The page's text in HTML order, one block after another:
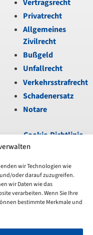
wir Technologien wie
oder darauf zuzugreifen.
wir Daten wie das
verarbeiten. Wenn Sie Ihre
bestimmte Merkmale und
Vertragsrecht
Privatrecht
Allgemeines
Zivilrecht
Bußgeld
Unfallrecht
Verkehrsstrafrecht
Schadenersatz
Notare
Cookie-Richtlinie
(EU)